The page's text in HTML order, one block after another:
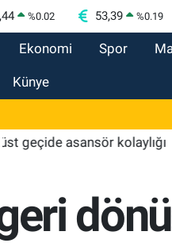
%0.02 53,39 %0.19
Ekonomi Spor
Künye
asansör kolaylığı